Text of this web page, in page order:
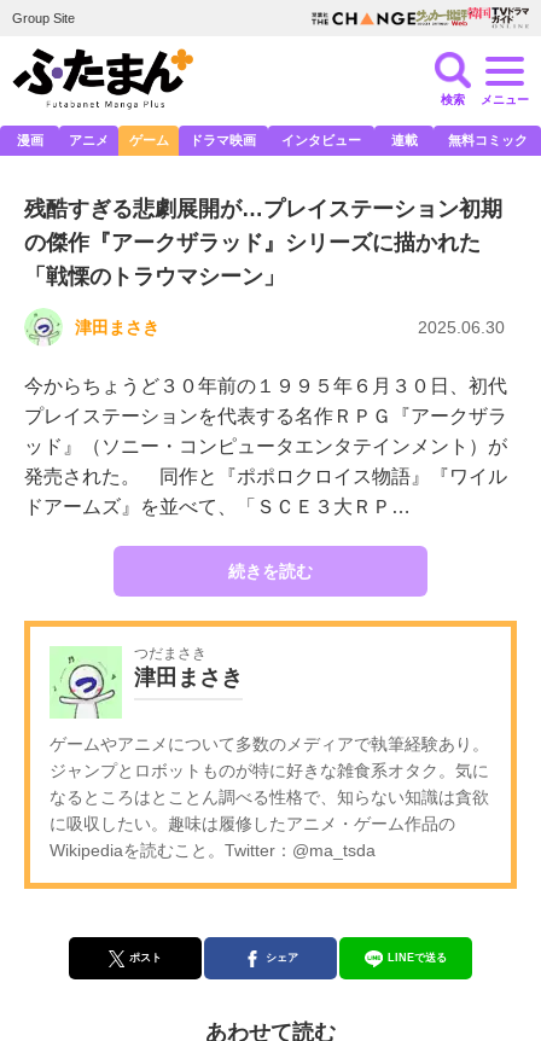
Group Site
検索 メニュー
漫画 アニメ ゲーム ドラマ映画 インタビュー 連載 無料コミック
残酷すぎる悲劇展開が…プレイステーション初期
の傑作『アークザラッド』シリーズに描かれた
「戦慄のトラウマシーン」
津田まさき 2025.06.30
今からちょうど３０年前の１９９５年６月３０日、初代
プレイステーションを代表する名作ＲＰＧ『アークザラ
ッド』（ソニー・コンピュータエンタテインメント）が
発売された。 同作と『ポポロクロイス物語』『ワイル
ドアームズ』を並べて、「ＳＣＥ３大ＲＰ…
続きを読む
つだまさき
津田まさき
ゲームやアニメについて多数のメディアで執筆経験あり。
ジャンプとロボットものが特に好きな雑食系オタク。気に
なるところはとことん調べる性格で、知らない知識は貪欲
に吸収したい。趣味は履修したアニメ・ゲーム作品の
Wikipediaを読むこと。Twitter：@ma_tsda
ポスト シェア LINEで送る
あわせて読む